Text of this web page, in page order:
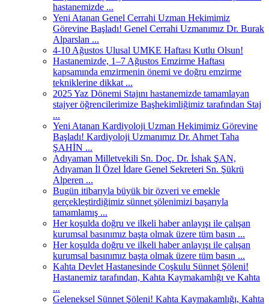
hastanemizde ...
Yeni Atanan Genel Cerrahi Uzman Hekimimiz
Görevine Başladı! Genel Cerrahi Uzmanımız Dr. Burak
Alparslan ...
4-10 Ağustos Ulusal UMKE Haftası Kutlu Olsun!
Hastanemizde, 1–7 Ağustos Emzirme Haftası
kapsamında emzirmenin önemi ve doğru emzirme
tekniklerine dikkat ...
2025 Yaz Dönemi Stajını hastanemizde tamamlayan
stajyer öğrencilerimize Başhekimliğimiz tarafından Staj
...
Yeni Atanan Kardiyoloji Uzman Hekimimiz Görevine
Başladı! Kardiyoloji Uzmanımız Dr. Ahmet Taha
ŞAHİN ...
Adıyaman Milletvekili Sn. Doç. Dr. İshak ŞAN,
Adıyaman İl Özel İdare Genel Sekreteri Sn. Şükrü
Alperen ...
Bugün itibarıyla büyük bir özveri ve emekle
gerçekleştirdiğimiz sünnet şölenimizi başarıyla
tamamlamış ...
Her koşulda doğru ve ilkeli haber anlayışı ile çalışan
kurumsal basınımız başta olmak üzere tüm basın ...
Her koşulda doğru ve ilkeli haber anlayışı ile çalışan
kurumsal basınımız başta olmak üzere tüm basın ...
Kahta Devlet Hastanesinde Coşkulu Sünnet Şöleni!
Hastanemiz tarafından, Kahta Kaymakamlığı ve Kahta
...
Geleneksel Sünnet Şöleni! Kahta Kaymakamlığı, Kahta